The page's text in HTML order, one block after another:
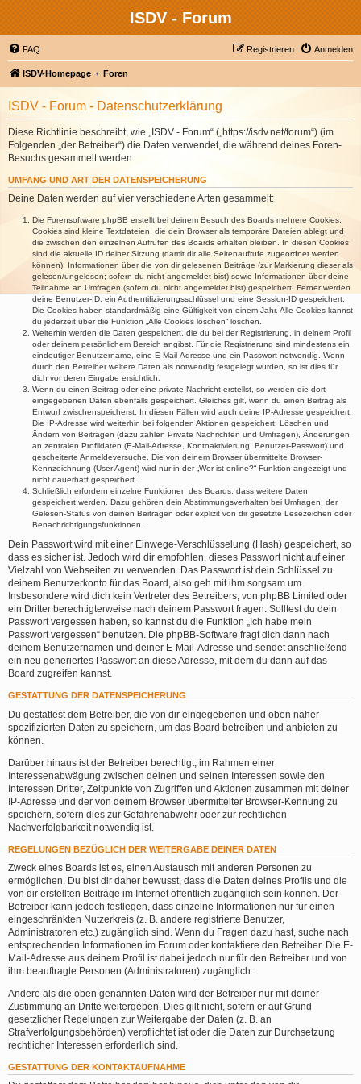
ISDV - Forum
FAQ Anmelden
Registrieren
ISDV-Homepage Foren
ISDV - Forum - Datenschutzerklärung
Diese Richtlinie beschreibt, wie „ISDV - Forum“ („https://isdv.net/forum“) (im
Folgenden „der Betreiber“) die Daten verwendet, die während deines Foren-
Besuchs gesammelt werden.
UMFANG UND ART DER DATENSPEICHERUNG
Deine Daten werden auf vier verschiedene Arten gesammelt:
Die Forensoftware phpBB erstellt bei deinem Besuch des Boards mehrere Cookies.
Cookies sind kleine Textdateien, die dein Browser als temporäre Dateien ablegt und
die zwischen den einzelnen Aufrufen des Boards erhalten bleiben. In diesen Cookies
sind die aktuelle ID deiner Sitzung (damit dir alle Seitenaufrufe zugeordnet werden
können), Informationen über die von dir gelesenen Beiträge (zur Markierung dieser als
gelesen/ungelesen; sofern du nicht angemeldet bist) sowie Informationen über deine
Teilnahme an Umfragen (sofern du nicht angemeldet bist) gespeichert. Ferner werden
deine Benutzer-ID, ein Authentifizierungsschlüssel und eine Session-ID gespeichert.
Die Cookies haben standardmäßig eine Gültigkeit von einem Jahr. Alle Cookies kannst
du jederzeit über die Funktion „Alle Cookies löschen“ löschen.
Weiterhin werden die Daten gespeichert, die du bei der Registrierung, in deinem Profil
oder deinem persönlichem Bereich angibst. Für die Registrierung sind mindestens ein
eindeutiger Benutzername, eine E-Mail-Adresse und ein Passwort notwendig. Wenn
durch den Betreiber weitere Daten als notwendig festgelegt wurden, so ist dies für
dich vor deren Eingabe ersichtlich.
Wenn du einen Beitrag oder eine private Nachricht erstellst, so werden die dort
eingegebenen Daten ebenfalls gespeichert. Gleiches gilt, wenn du einen Beitrag als
Entwurf zwischenspeicherst. In diesen Fällen wird auch deine IP-Adresse gespeichert.
Die IP-Adresse wird weiterhin bei folgenden Aktionen gespeichert: Löschen und
Ändern von Beiträgen (dazu zählen Private Nachrichten und Umfragen), Änderungen
an zentralen Profildaten (E-Mail-Adresse, Kontoaktivierung, Benutzer-Passwort) und
gescheiterte Anmeldeversuche. Die von deinem Browser übermittelte Browser-
Kennzeichnung (User Agent) wird nur in der „Wer ist online?“-Funktion angezeigt und
nicht dauerhaft gespeichert.
Schließlich erfordern einzelne Funktionen des Boards, dass weitere Daten
gespeichert werden. Dazu gehören dein Abstimmungsverhalten bei Umfragen, der
Gelesen-Status von deinen Beiträgen oder explizit von dir gesetzte Lesezeichen oder
Benachrichtigungsfunktionen.
Dein Passwort wird mit einer Einwege-Verschlüsselung (Hash) gespeichert, so
dass es sicher ist. Jedoch wird dir empfohlen, dieses Passwort nicht auf einer
Vielzahl von Webseiten zu verwenden. Das Passwort ist dein Schlüssel zu
deinem Benutzerkonto für das Board, also geh mit ihm sorgsam um.
Insbesondere wird dich kein Vertreter des Betreibers, von phpBB Limited oder
ein Dritter berechtigterweise nach deinem Passwort fragen. Solltest du dein
Passwort vergessen haben, so kannst du die Funktion „Ich habe mein
Passwort vergessen“ benutzen. Die phpBB-Software fragt dich dann nach
deinem Benutzernamen und deiner E-Mail-Adresse und sendet anschließend
ein neu generiertes Passwort an diese Adresse, mit dem du dann auf das
Board zugreifen kannst.
GESTATTUNG DER DATENSPEICHERUNG
Du gestattest dem Betreiber, die von dir eingegebenen und oben näher
spezifizierten Daten zu speichern, um das Board betreiben und anbieten zu
können.
Darüber hinaus ist der Betreiber berechtigt, im Rahmen einer
Interessenabwägung zwischen deinen und seinen Interessen sowie den
Interessen Dritter, Zeitpunkte von Zugriffen und Aktionen zusammen mit deiner
IP-Adresse und der von deinem Browser übermittelter Browser-Kennung zu
speichern, sofern dies zur Gefahrenabwehr oder zur rechtlichen
Nachverfolgbarkeit notwendig ist.
REGELUNGEN BEZÜGLICH DER WEITERGABE DEINER DATEN
Zweck eines Boards ist es, einen Austausch mit anderen Personen zu
ermöglichen. Du bist dir daher bewusst, dass die Daten deines Profils und die
von dir erstellten Beiträge im Internet öffentlich zugänglich sein können. Der
Betreiber kann jedoch festlegen, dass einzelne Informationen nur für einen
eingeschränkten Nutzerkreis (z. B. andere registrierte Benutzer,
Administratoren etc.) zugänglich sind. Wenn du Fragen dazu hast, suche nach
entsprechenden Informationen im Forum oder kontaktiere den Betreiber. Die E-
Mail-Adresse aus deinem Profil ist dabei jedoch nur für den Betreiber und von
ihm beauftragte Personen (Administratoren) zugänglich.
Andere als die oben genannten Daten wird der Betreiber nur mit deiner
Zustimmung an Dritte weitergeben. Dies gilt nicht, sofern er auf Grund
gesetzlicher Regelungen zur Weitergabe der Daten (z. B. an
Strafverfolgungsbehörden) verpflichtet ist oder die Daten zur Durchsetzung
rechtlicher Interessen erforderlich sind.
GESTATTUNG DER KONTAKTAUFNAHME